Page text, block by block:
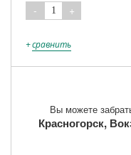
- 1 +
+сравнить
Вы можете
Красногорск,